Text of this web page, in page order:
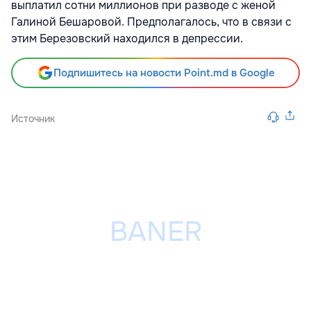
выплатил сотни миллионов при разводе с женой
Галиной Бешаровой. Предполагалось, что в связи с
этим Березовский находился в депрессии.
Подпишитесь на новости Point.md в Google
Источник